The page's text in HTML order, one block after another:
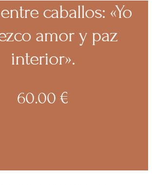
caballos: «Yo
amor y paz
interior».
60.00 €